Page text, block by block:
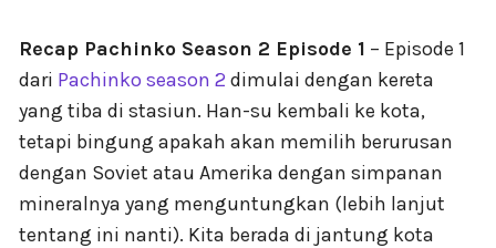
Recap Pachinko Season 2 Episode 1 – Episode 1
dari Pachinko season 2 dimulai dengan kereta
yang tiba di stasiun. Han-su kembali ke kota,
tetapi bingung apakah akan memilih berurusan
dengan Soviet atau Amerika dengan simpanan
mineralnya yang menguntungkan (lebih lanjut
tentang ini nanti). Kita berada di jantung kota